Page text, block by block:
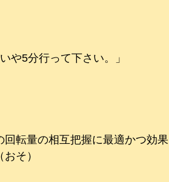
や5分行って下さい。」
転量の相互把握に最適かつ効果
そ）